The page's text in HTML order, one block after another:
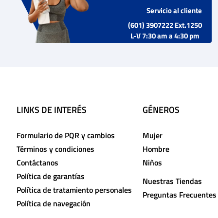
Servicio al cliente
(601) 3907222 Ext.1250
L-V 7:30 am a 4:30 pm
LINKS DE INTERÉS
Formulario de PQR y cambios
Términos y condiciones
Contáctanos
Política de garantías
Política de tratamiento personales
Política de navegación
GÉNEROS
Mujer
Hombre
Niños
Nuestras Tiendas
Preguntas Frecuentes